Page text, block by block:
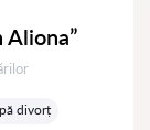
divorț